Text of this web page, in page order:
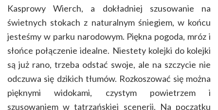
Kasprowy Wierch, a dokładniej szusowanie na
świetnych stokach z naturalnym śniegiem, w końcu
jesteśmy w parku narodowym. Piękna pogoda, mróz i
słońce połączenie idealne. Niestety kolejki do kolejki
są już rano, trzeba odstać swoje, ale na szczycie nie
odczuwa się dzikich tłumów. Rozkoszować się można
pięknymi widokami, czystym powietrzem i
szusowaniem w tatrzańskiej scenerii. Na początku